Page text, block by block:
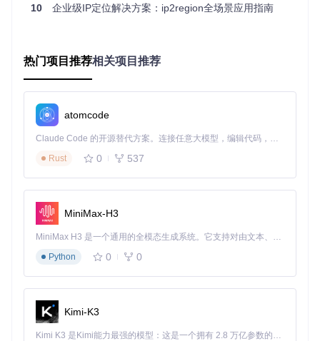
e Linux是理想选择：
FROM
golang: 1.20
WORKDIR /app
COPY . .
RUN cd binding/golang && go build -o ip2region-service
# 构建精简镜像
WORKDIR /app
COPY --from=builder /app/binding/golang/ip2region-
# 设置时区，避免日志时间混乱
-sf /usr/share/
EXPOSE
检查点：确保基础镜像版本与应用依赖匹配，生产环境建议
使用具体版本号而非latest标签，避免镜像更新导致的兼容性
核心配置：docker-compose编排策略
创建docker-compose.yml实现服务编排，重点配置数据持久
10 企业级IP定位解决方案：ip2region全场景应用指南
热门项目推荐相关项目推荐
atomcode
Claude Code 的开源替代方案。连接任意大模型，编辑代码，运行命令，自动验证 — 全自动执行。用 Rust 构建，极致性能。 ｜ An open-source alternative to Claude Code. Connect any LLM, edit code, run commands, and verify changes — autonomously. Built in Rust for speed. Get Started
Rust
0 537
MiniMax-H3
MiniMax H3 是一个通用的全模态生成系统。它支持对由文本、图像、视频和音频组成的多模态上下文进行统一理解，并能生成分辨率高达 2K、时长可达 15 秒的带原生立体声音频的视频。得益于面向任务泛化的系统设计，H3 在预训练阶段就已具备广泛的多模态上下文理解与生成能力，能够出色地执行复杂的多模态指令。
Python
0 0
Kimi-K3
Kimi K3 是Kimi能力最强的模型：这是一个拥有 2.8 万亿参数的混合专家（MoE）模型，具备原生视觉理解能力，并支持 100 万 token 的上下文窗口。